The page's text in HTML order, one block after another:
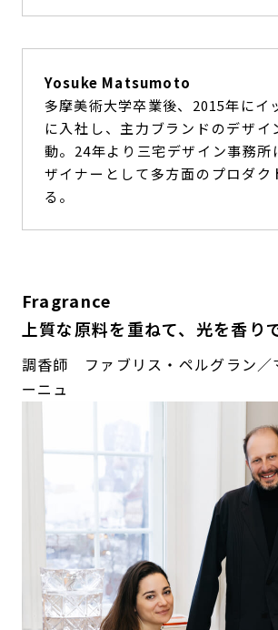
Yosuke Matsumoto
多摩美術大学卒業後、2015年にイ
に入社し、主力ブランドのデザイ
動。24年より三宅デザイン事務所
ザイナーとして多方面のプロダク
る。
Fragrance
上質な原料を重ねて、光を香り
調香師 ファブリス・ペルグラン／
ーニュ